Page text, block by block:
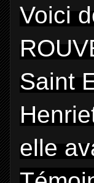
Voici
Saint
elle